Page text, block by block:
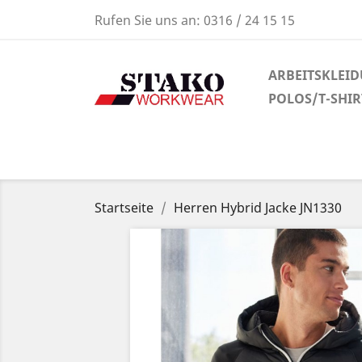
Rufen Sie uns an: 0316 / 24 15 15
POLOS/T-
Startseite Herren Hybrid Jacke JN1330